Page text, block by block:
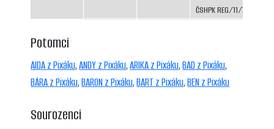
ČSHPK REG/11/79
Potomci
AIDA z Pixáku,ANDY z Pixáku,ARIKA z Pixáku,BAD z Pixáku,
BÁRA z Pixáku,BARON z Pixáku,BART z Pixáku,BEN z Pixáku
Sourozenci